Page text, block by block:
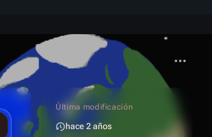
Última modificación
hace 2 años